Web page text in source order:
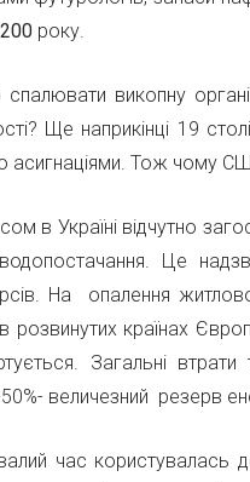
року.
викопну
Ще наприкінці 19
Тож чому
в Україні відчутно
Це
На опалення
розвинутих країнах
Загальні
величезний резерв
час користувалась